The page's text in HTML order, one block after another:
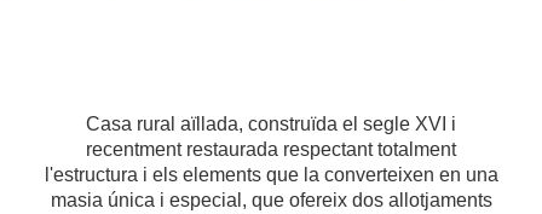
Casa rural aïllada, construïda el segle XVI i
recentment restaurada respectant totalment
l'estructura i els elements que la converteixen en una
masia única i especial, que ofereix dos allotjaments